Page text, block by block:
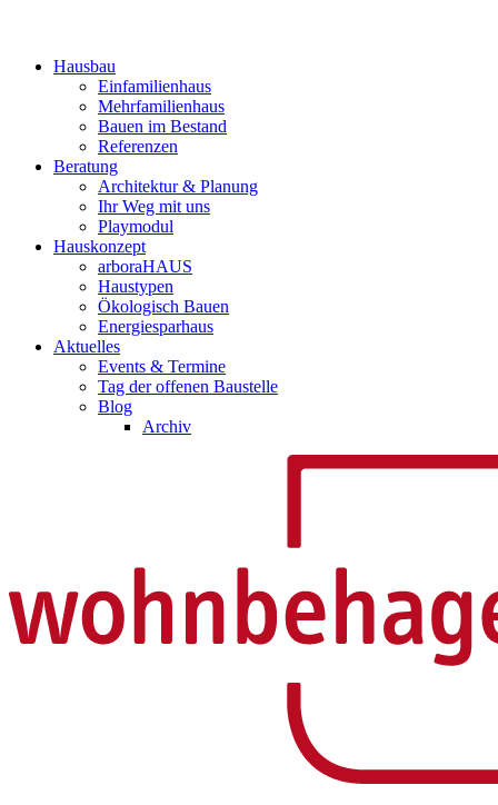
Hausbau
Einfamilienhaus
Mehrfamilienhaus
Bauen im Bestand
Referenzen
Beratung
Architektur & Planung
Ihr Weg mit uns
Playmodul
Hauskonzept
arboraHAUS
Haustypen
Ökologisch Bauen
Energiesparhaus
Aktuelles
Events & Termine
Tag der offenen Baustelle
Blog
Archiv